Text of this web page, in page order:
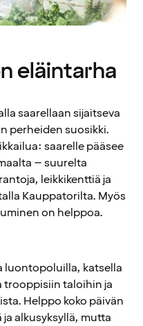
eläintarha
saarellaan sijaitseva
perheiden suosikki.
saarelle pääsee
– suurelta
leikkikenttiä ja
Kauppatorilta. Myös
on helppoa.
luontopoluilla, katsella
trooppisiin taloihin ja
Helppo koko päivän
alkusyksyllä, mutta